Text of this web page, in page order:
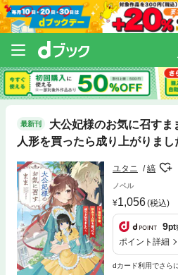
最新刊
大公妃様のお気に召す
人形を買ったら成り上がりまし
ユタニ 縞
ノベル
1,056(税込)
9pt
ポイント詳細
dカード利用でさら